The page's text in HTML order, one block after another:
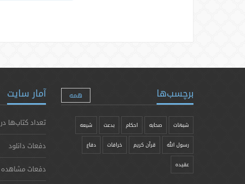
برچسب‌ها همه
شبهات صحابه احکام بدعت شیعه
رسول الله قرآن کریم خرافات دفاع
عقیده
آمار سایت
تعداد کتاب‌ها
دفعات دانلود
دفعات مشاهده